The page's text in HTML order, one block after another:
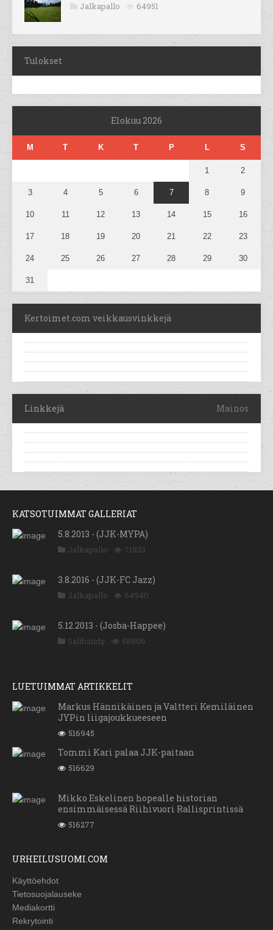
Jalkapallo 64951
Tulokset
Elokuu 2026
M T K T P L S
1 2
3 4 5 6 7 8 9
10 11 12 13 14 15 16
17 18 19 20 21 22 23
24 25 26 27 28 29 30
31
Kertoimet.com veikkausvinkkejä
Linkkejä Mainos
KATSOTUIMMAT GALLERIAT
5.8.2013 - (JJK-MYPA)
Jalkapallo 71823
3.8.2016 - (JJK-FC Jazz)
Jalkapallo 64940
5.12.2013 - (Josba-Happee)
Salibandy 58806
LUETUIMMAT ARTIKKELIT
Markus Hännikäinen ja Valtteri Kemiläinen
JYPin liigajoukkueeseen
516945
Tommi Kari palaa JJK-paitaan
516629
Mikko Eskelinen hopealle historian
ensimmäisessä Riihivuori Rallisprintissä
516277
URHEILUSUOMI.COM
Käyttöehdot
Tietosuojalauseke
Mediakortti
Rekrytointi